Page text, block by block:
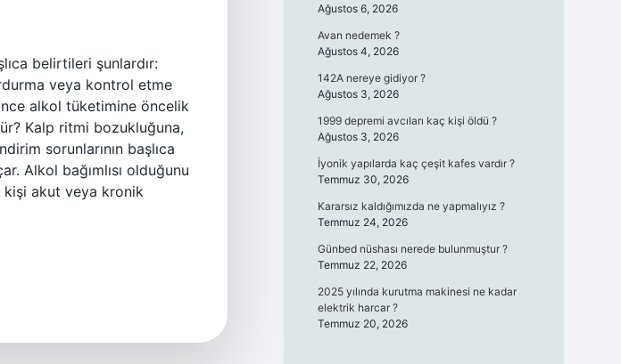
belirtileri şunlardır:
veya kontrol etme
alkol tüketimine öncelik
Kalp ritmi bozukluğuna,
sorunlarının başlıca
Alkol bağımlısı olduğunu
kişi akut veya kronik
Ağustos 6, 2026
Avan nedemek ?
Ağustos 4, 2026
142A nereye gidiyor ?
Ağustos 3, 2026
1999 depremi avcıları kaç kişi öldü ?
Ağustos 3, 2026
İyonik yapılarda kaç çeşit kafes vardır ?
Temmuz 30, 2026
Kararsız kaldığımızda ne yapmalıyız ?
Temmuz 24, 2026
Günbed nüshası nerede bulunmuştur ?
Temmuz 22, 2026
2025 yılında kurutma makinesi ne kadar
elektrik harcar ?
Temmuz 20, 2026